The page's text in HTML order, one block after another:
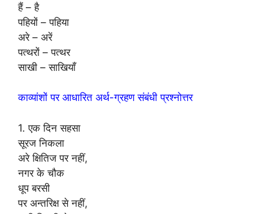
हैं – है
पहियों – पहिया
अरे – अरें
पत्थरों – पत्थर
साखी – साखियाँ
काव्यांशों पर आधारित अर्थ-ग्रहण संबंधी प्रश्नोत्तर
1. एक दिन सहसा
सूरज निकला
अरे क्षितिज पर नहीं,
नगर के चौक
धूप बरसी
पर अन्तरिक्ष से नहीं,